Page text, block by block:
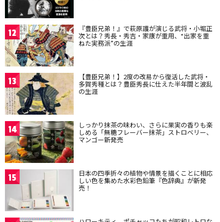
12 『豊臣兄弟！』で萩原護が演じる武将・小堀正
次とは？秀長・秀吉・家康が重用、“出家を重
ねた実務派”の生涯
13 【豊臣兄弟！】2度の改易から復活した武将・
多賀秀種とは？豊臣秀長に仕えた半年間と波乱
の生涯
14 しっかり抹茶の味わい、さらに果実の香りも楽
しめる「無糖フレーバー抹茶」ストロベリー、
マンゴー新発売
15 日本の四季折々の植物や情景を描くことに相応
しい色を集めた水彩色鉛筆『色辞典』が新発
売！